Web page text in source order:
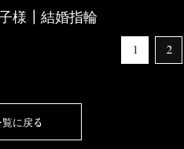
様┃結婚指輪
1 2
に戻る